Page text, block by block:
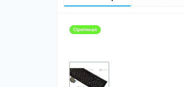
Оригинал